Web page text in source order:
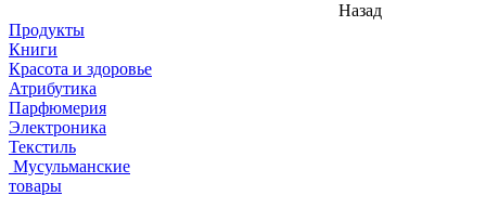
Назад
Продукты
Книги
Красота и здоровье
Атрибутика
Парфюмерия
Электроника
Текстиль
Мусульманские
товары